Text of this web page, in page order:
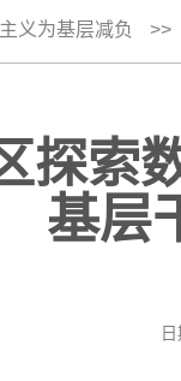
义为基层减负 >>
探索
基层